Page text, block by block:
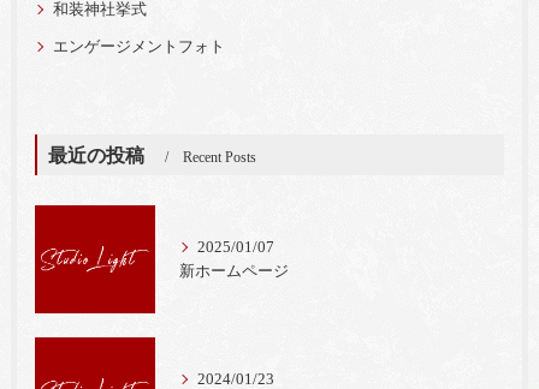
和装神社挙式
エンゲージメントフォト
最近の投稿 Recent Posts
2025/01/07
新ホームページ
2024/01/23